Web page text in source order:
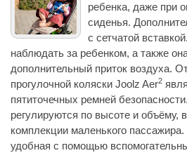
ребенка, даже при
сиденья.
с сетчатой
наблюдать за ребенком, а также
дополнительный приток воздуха.
прогулочной коляски Joolz Aer2
пятиточечных ремней
регулируются по высоте и объёму,
комплекции маленького пассажира.
удобная с помощью